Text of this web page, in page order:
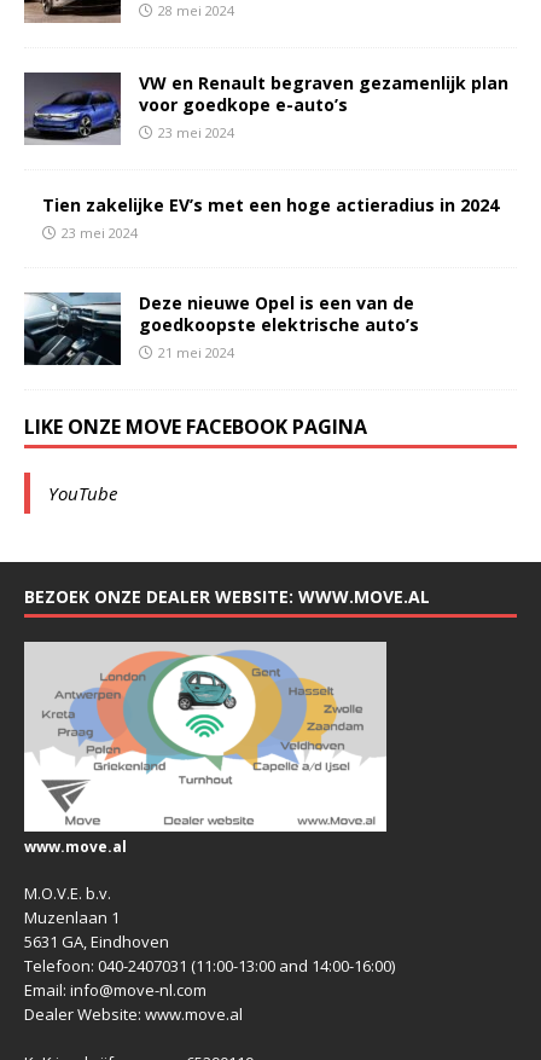
28 mei 2024
VW en Renault begraven gezamenlijk plan
voor goedkope e-auto’s
23 mei 2024
Tien zakelijke EV’s met een hoge actieradius in 2024
23 mei 2024
Deze nieuwe Opel is een van de
goedkoopste elektrische auto’s
21 mei 2024
LIKE ONZE MOVE FACEBOOK PAGINA
YouTube
BEZOEK ONZE DEALER WEBSITE: WWW.MOVE.AL
www.move.al
M.O.V.E. b.v.
Muzenlaan 1
5631 GA, Eindhoven
Telefoon: 040-2407031 (11:00-13:00 and 14:00-16:00)
Email: info@move-nl.com
Dealer Website: www.move.al